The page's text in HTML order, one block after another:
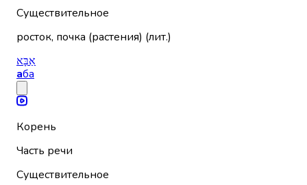
Существительное
росток, почка (растения) (лит.)
אַבָּא
аба
Корень
Часть речи
Существительное